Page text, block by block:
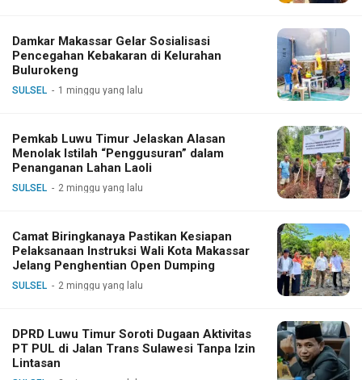
Damkar Makassar Gelar Sosialisasi
Pencegahan Kebakaran di Kelurahan
Bulurokeng
SULSEL 1 minggu yang lalu
Pemkab Luwu Timur Jelaskan Alasan
Menolak Istilah “Penggusuran” dalam
Penanganan Lahan Laoli
SULSEL 2 minggu yang lalu
Camat Biringkanaya Pastikan Kesiapan
Pelaksanaan Instruksi Wali Kota Makassar
Jelang Penghentian Open Dumping
SULSEL 2 minggu yang lalu
DPRD Luwu Timur Soroti Dugaan Aktivitas
PT PUL di Jalan Trans Sulawesi Tanpa Izin
Lintasan